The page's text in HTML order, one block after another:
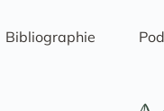
Bibliographie